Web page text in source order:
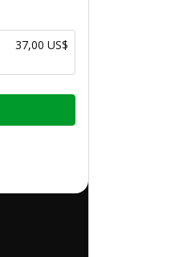
37,00 US$